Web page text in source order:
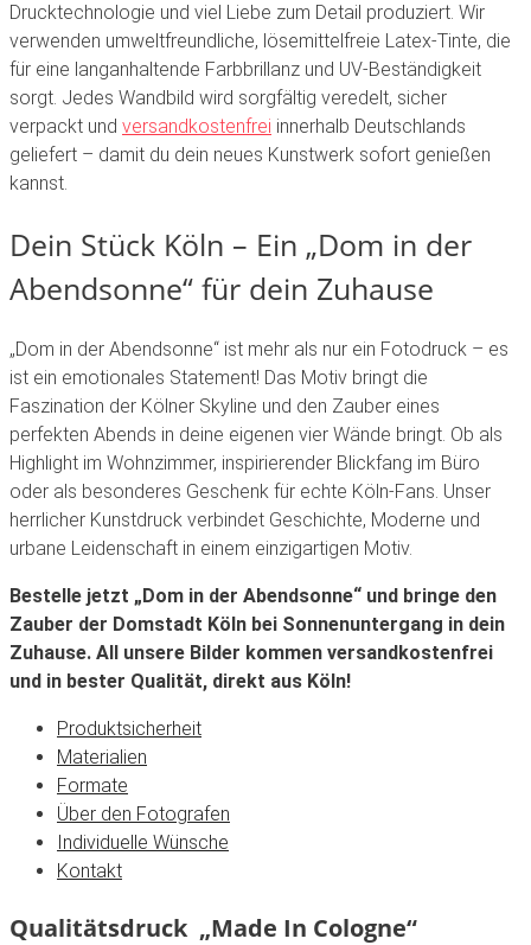
Drucktechnologie und viel Liebe zum Detail produziert. Wir
verwenden umweltfreundliche, lösemittelfreie Latex-Tinte, die
für eine langanhaltende Farbbrillanz und UV-Beständigkeit
sorgt. Jedes Wandbild wird sorgfältig veredelt, sicher
verpackt und versandkostenfrei innerhalb Deutschlands
geliefert – damit du dein neues Kunstwerk sofort genießen
kannst.
Dein Stück Köln – Ein „Dom in der
Abendsonne“ für dein Zuhause
„Dom in der Abendsonne“ ist mehr als nur ein Fotodruck – es
ist ein emotionales Statement! Das Motiv bringt die
Faszination der Kölner Skyline und den Zauber eines
perfekten Abends in deine eigenen vier Wände bringt. Ob als
Highlight im Wohnzimmer, inspirierender Blickfang im Büro
oder als besonderes Geschenk für echte Köln-Fans. Unser
herrlicher Kunstdruck verbindet Geschichte, Moderne und
urbane Leidenschaft in einem einzigartigen Motiv.
Bestelle jetzt „Dom in der Abendsonne“ und bringe den
Zauber der Domstadt Köln bei Sonnenuntergang in dein
Zuhause. All unsere Bilder kommen versandkostenfrei
und in bester Qualität, direkt aus Köln!
Produktsicherheit
Materialien
Formate
Über den Fotografen
Individuelle Wünsche
Kontakt
Qualitätsdruck „Made In Cologne“